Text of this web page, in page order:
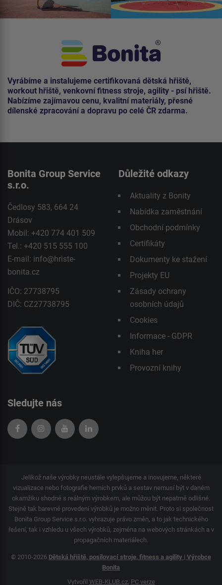
Vyrábíme a instalujeme certifikovaná dětská hřiště,
workout hřiště, venkovní fitness stroje, agility - psí hřiště.
Nabízíme zajímavou cenu, kvalitní materiály, přesné
dílenské zpracování a dopravu po celé ČR zdarma.
Bonita Group Service
s.r.o.
Čedlosy 583, 664 24
Drásov
Mobil: +420 774 401 509
Tel.: +420 515 555 100
E-mail: info@hriste-
bonita.cz
IČO: 27738795
DIČ: CZ27738795
Důležité odkazy
Aktuality z Bonity
Nabídka zaměstnání
Obchodní podmínky
Certifikáty
Dokumenty ke stažení
Projekty EU
Zásady ochrany
osobních údajů
Cookies
Informace - GDPR
Kniha her
Provozní knihy
Sledujte nás
Jelikož naše výrobky neustále vylepšujeme a inovujeme, některé
vizualizace nebo fotografie herních prvků a sestav nemusí být v daném
okamžiku shodné s reálným výrobkem, ale můžou být nepatrně odlišné.
Stejně tak barevné provedení výrobků je možno měnit. Proto si společnost
Bonita Group Service s.r.o. vyhrazuje právo změn, a to jak technického
řešení, tak i vzhledu u všech výrobků, zejména na webových stránkách a v
propagačních materiálech.
© 2010-2026 Dětská hřiště, posilovací stroje, fitness a agility | Výrobce
Bonita
Vytvořil WEB-KLUB.cz, PC verze